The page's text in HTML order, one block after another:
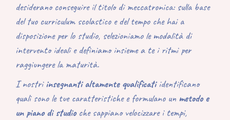
desiderano conseguire il titolo di meccatronica:sulla base
del tuo curriculum scolastico e del tempo che hai a
disposizione per lo studio, selezioniamo le modalità di
intervento ideali e definiamo insieme a te i ritmi per
raggiungere la maturità.
I nostriinsegnanti altamente qualificati identificano
quali sono le tue caratteristiche e formulano un metodo e
un piano di studioche sappiano velocizzare i tempi,